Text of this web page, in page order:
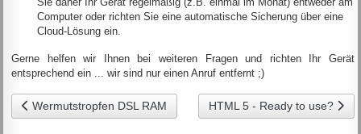
Computer oder richten Sie eine automatische Sicherung über eine
Cloud-Lösung ein.
Gerne helfen wir Ihnen bei weiteren Fragen und richten Ihr Gerät
entsprechend ein ... wir sind nur einen Anruf entfernt ;)
Vorheriger Beitrag: Wermutstropfen DSL RAM
Wermutstropfen DSL RAM Nächster Beitrag: HTML 5 -
HTML 5 - Ready to use?